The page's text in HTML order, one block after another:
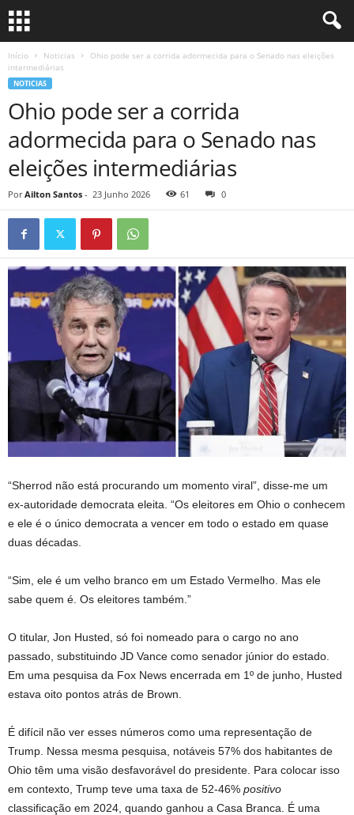
Início Noticias
Ohio pode ser a corrida adormecida para o Senado nas eleições
intermediárias
NOTICIAS
Ohio pode ser a corrida
adormecida para o Senado nas
eleições intermediárias
Por Ailton Santos - 23 Junho 2026 61 0
“Sherrod não está procurando um momento viral”, disse-me um
ex-autoridade democrata eleita. “Os eleitores em Ohio o conhecem
e ele é o único democrata a vencer em todo o estado em quase
duas décadas.
“Sim, ele é um velho branco em um Estado Vermelho. Mas ele
sabe quem é. Os eleitores também.”
O titular, Jon Husted, só foi nomeado para o cargo no ano
passado, substituindo JD Vance como senador júnior do estado.
Em uma pesquisa da Fox News encerrada em 1º de junho, Husted
estava oito pontos atrás de Brown.
É difícil não ver esses números como uma representação de
Trump. Nessa mesma pesquisa, notáveis ​​57% dos habitantes de
Ohio têm uma visão desfavorável do presidente. Para colocar isso
em contexto, Trump teve uma taxa de 52-46% positivo
classificação em 2024, quando ganhou a Casa Branca. É uma